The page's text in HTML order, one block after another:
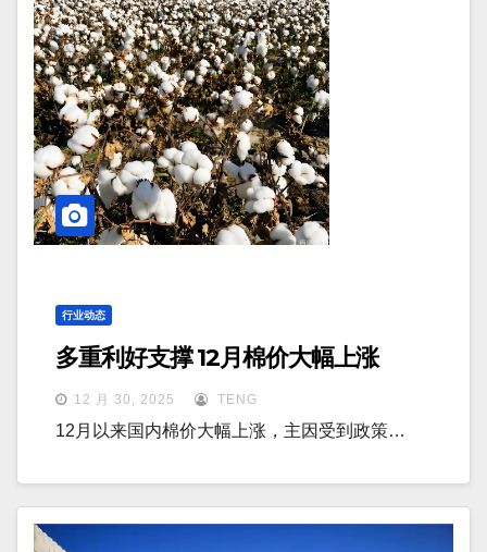
行业动态
多重利好支撑 12月棉价大幅上涨
12 月 30, 2025 TENG
12月以来国内棉价大幅上涨，主因受到政策…